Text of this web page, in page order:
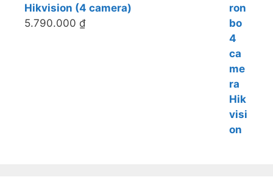
Hikvision (4 camera)
5.790.000 ₫